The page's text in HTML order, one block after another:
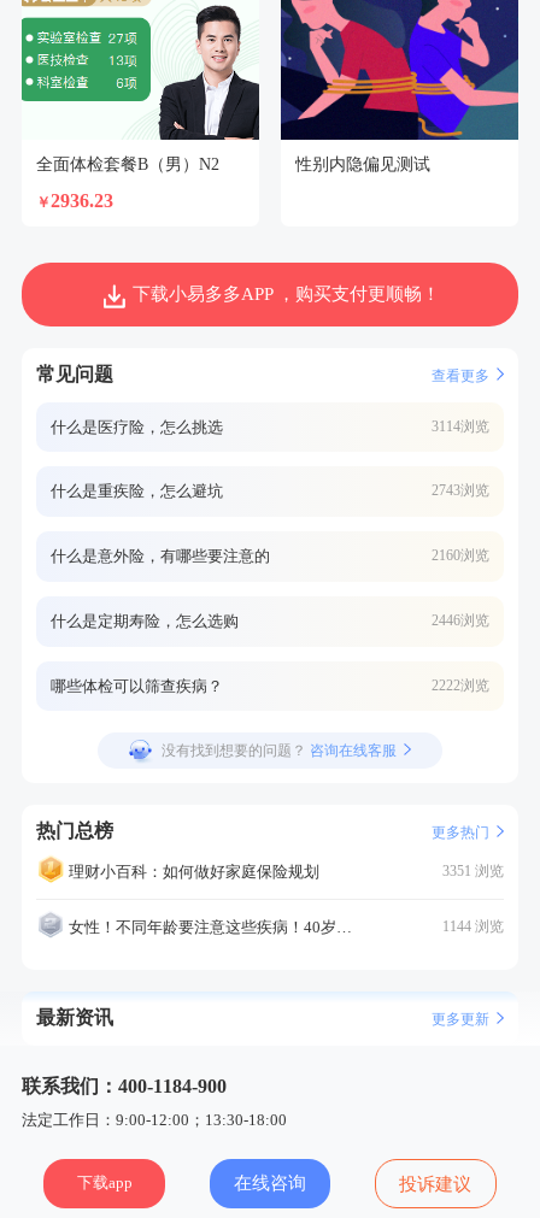
全面体检套餐B（男）N2
￥2936.23
性别内隐偏见测试
下载小易多多APP ，购买支付更顺畅！
常见问题 查看更多
什么是医疗险，怎么挑选 3114浏览
什么是重疾险，怎么避坑 2743浏览
什么是意外险，有哪些要注意的 2160浏览
什么是定期寿险，怎么选购 2446浏览
哪些体检可以筛查疾病？ 2222浏览
没有找到想要的问题？ 咨询在线客服
热门总榜 更多热门
理财小百科：如何做好家庭保险规划 3351 浏览
女性！不同年龄要注意这些疾病！40岁的这个疾病最需要注意！ 1144 浏览
最新资讯 更多更新
联系我们：400-1184-900
法定工作日：9:00-12:00；13:30-18:00
下载app 在线咨询 投诉建议